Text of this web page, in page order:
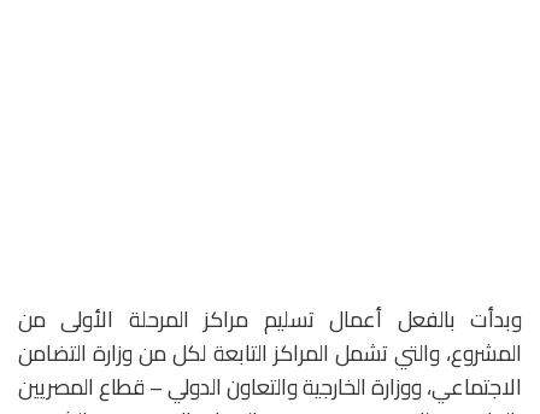
وبدأت بالفعل أعمال تسليم مراكز المرحلة الأولى من
المشروع، والتي تشمل المراكز التابعة لكل من وزارة التضامن
الاجتماعي، ووزارة الخارجية والتعاون الدولي – قطاع المصريين